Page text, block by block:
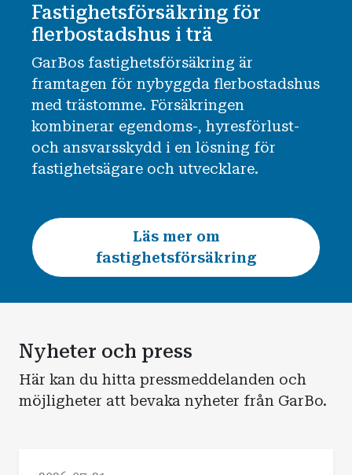
Fastighetsförsäkring för
flerbostadshus i trä
GarBos fastighetsförsäkring är
framtagen för nybyggda flerbostadshus
med trästomme. Försäkringen
kombinerar egendoms-, hyresförlust-
och ansvarsskydd i en lösning för
fastighetsägare och utvecklare.
Läs mer om
fastighetsförsäkring
Nyheter och press
Här kan du hitta pressmeddelanden och
möjligheter att bevaka nyheter från GarBo.